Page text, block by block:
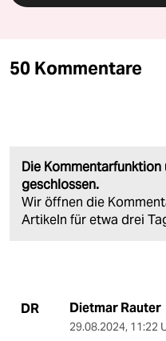
50 Kommentare
Die
geschlossen.
Wir öffnen die
Artikeln für etwa drei
DR Dietmar Rauter
29.08.2024, 11:22